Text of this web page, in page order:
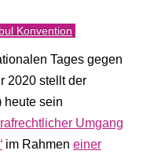
Konvention
Tages gegen
2020 stellt der
heute sein
Umgang
im Rahmen einer